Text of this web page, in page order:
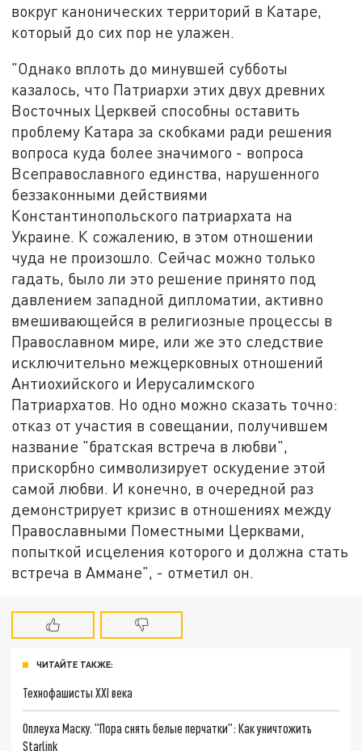
вокруг канонических территорий в Катаре,
который до сих пор не улажен.
"Однако вплоть до минувшей субботы
казалось, что Патриархи этих двух древних
Восточных Церквей способны оставить
проблему Катара за скобками ради решения
вопроса куда более значимого - вопроса
Всеправославного единства, нарушенного
беззаконными действиями
Константинопольского патриархата на
Украине. К сожалению, в этом отношении
чуда не произошло. Сейчас можно только
гадать, было ли это решение принято под
давлением западной дипломатии, активно
вмешивающейся в религиозные процессы в
Православном мире, или же это следствие
исключительно межцерковных отношений
Антиохийского и Иерусалимского
Патриархатов. Но одно можно сказать точно:
отказ от участия в совещании, получившем
название "братская встреча в любви",
прискорбно символизирует оскудение этой
самой любви. И конечно, в очередной раз
демонстрирует кризис в отношениях между
Православными Поместными Церквами,
попыткой исцеления которого и должна стать
встреча в Аммане", - отметил он.
ЧИТАЙТЕ ТАКЖЕ:
Технофашисты XXI века
Оплеуха Маску. "Пора снять белые перчатки": Как уничтожить
Starlink